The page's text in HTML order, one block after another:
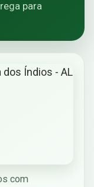
para
com